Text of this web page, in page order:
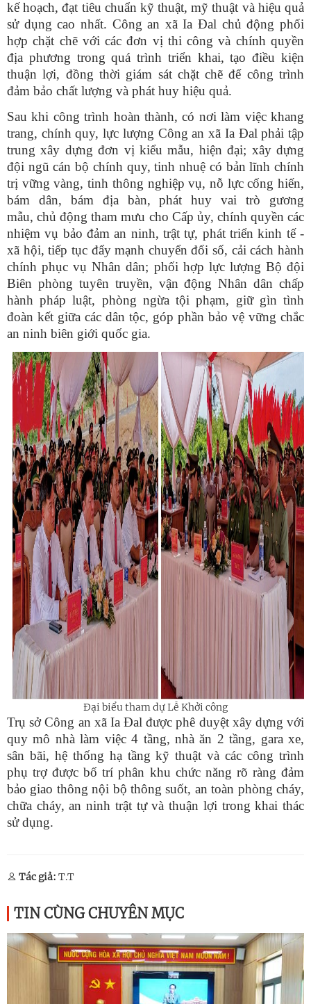
kế hoạch, đạt tiêu chuẩn kỹ thuật, mỹ thuật và hiệu quả
sử dụng cao nhất. Công an xã Ia Đal chủ động phối
hợp chặt chẽ với các đơn vị thi công và chính quyền
địa phương trong quá trình triển khai, tạo điều kiện
thuận lợi, đồng thời giám sát chặt chẽ để công trình
đảm bảo chất lượng và phát huy hiệu quả.
Sau khi công trình hoàn thành, có nơi làm việc khang
trang, chính quy, lực lượng Công an xã Ia Đal phải tập
trung xây dựng đơn vị kiểu mẫu, hiện đại; xây dựng
đội ngũ cán bộ chính quy, tinh nhuệ có bản lĩnh chính
trị vững vàng, tinh thông nghiệp vụ, nỗ lực cống hiến,
bám dân, bám địa bàn, phát huy vai trò gương
mẫu, chủ động tham mưu cho Cấp ủy, chính quyền các
nhiệm vụ bảo đảm an ninh, trật tự, phát triển kinh tế -
xã hội, tiếp tục đẩy mạnh chuyển đổi số, cải cách hành
chính phục vụ Nhân dân; phối hợp lực lượng Bộ đội
Biên phòng tuyên truyền, vận động Nhân dân chấp
hành pháp luật, phòng ngừa tội phạm, giữ gìn tình
đoàn kết giữa các dân tộc, góp phần bảo vệ vững chắc
an ninh biên giới quốc gia.
Đại biểu tham dự Lễ Khởi công
Trụ sở Công an xã Ia Đal được phê duyệt xây dựng với
quy mô nhà làm việc 4 tầng, nhà ăn 2 tầng, gara xe,
sân bãi, hệ thống hạ tầng kỹ thuật và các công trình
phụ trợ được bố trí phân khu chức năng rõ ràng đảm
bảo giao thông nội bộ thông suốt, an toàn phòng cháy,
chữa cháy, an ninh trật tự và thuận lợi trong khai thác
sử dụng.
Tác giả: T.T
TIN CÙNG CHUYÊN MỤC